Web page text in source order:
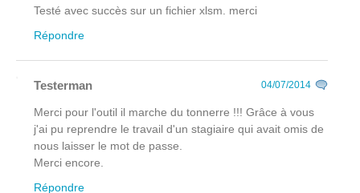
Testé avec succès sur un fichier xlsm. merci
Répondre
Testerman 04/07/2014
Merci pour l'outil il marche du tonnerre !!! Grâce à vous
j'ai pu reprendre le travail d'un stagiaire qui avait omis de
nous laisser le mot de passe.
Merci encore.
Répondre